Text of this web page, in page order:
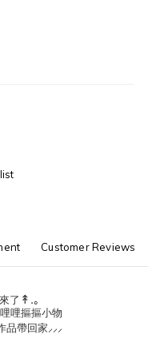
Customer Reviews
了 ↟.｡
哩摳摳小物
品帶回家⸝⸝⸝